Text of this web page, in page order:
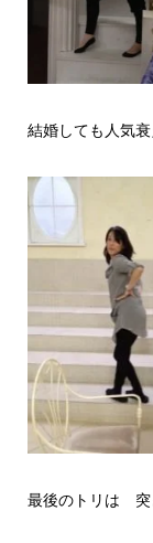
結婚しても人気
最後のトリは 突